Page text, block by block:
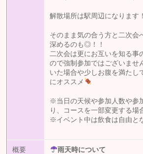
解散場所は駅周辺になります！
そのまま気の合う方と二次会
深めるのも◎！！
二次会は更にお互いを知る事
ので強制参加ではございませ
いた場合や少しお腹を満たし
にオススメ
※当日の天候や参加人数や参
り、コースを一部変更する場
※イベント中は飲食は自由と
概要 雨天時について